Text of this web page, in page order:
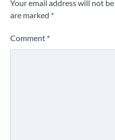
Your email address will not
are marked *
Comment *